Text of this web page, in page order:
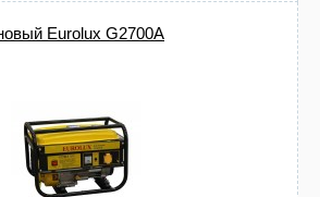
Eurolux G2700A